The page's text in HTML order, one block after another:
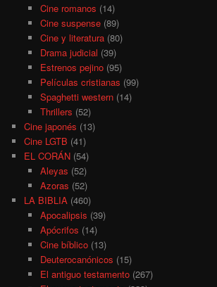
Cine romanos (14)
Cine suspense(89)
Cine y literatura(80)
Drama judicial (39)
Estrenos pejino(95)
Películas cristianas (99)
Spaghetti western(14)
Thrillers (52)
Cine japonés (13)
Cine LGTB (41)
EL CORÁN (54)
Aleyas (52)
Azoras (52)
LA BIBLIA (460)
Apocalipsis (39)
Apócrifos (14)
Cine bíblico(13)
Deuterocanónicos (15)
El antiguo testamento(267)